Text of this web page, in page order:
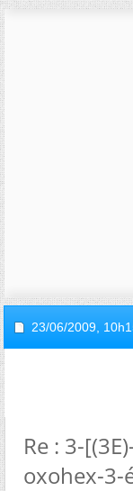
23/06/2009,
Re : 3-
oxohex-3-